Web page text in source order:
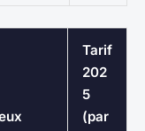
Tarif
202
5
(par